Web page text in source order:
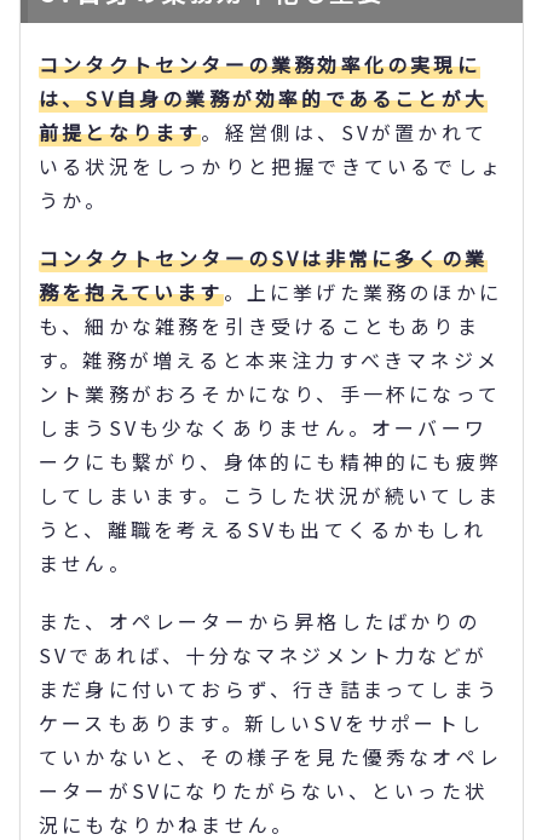
コンタクトセンターの業務効率化の実現に
は、SV自身の業務が効率的であることが大
前提となります。経営側は、SVが置かれて
いる状況をしっかりと把握できているでしょ
うか。
コンタクトセンターのSVは非常に多くの業
務を抱えています。上に挙げた業務のほかに
も、細かな雑務を引き受けることもありま
す。雑務が増えると本来注力すべきマネジメ
ント業務がおろそかになり、手一杯になって
しまうSVも少なくありません。オーバーワ
ークにも繋がり、身体的にも精神的にも疲弊
してしまいます。こうした状況が続いてしま
うと、離職を考えるSVも出てくるかもしれ
ません。
また、オペレーターから昇格したばかりの
SVであれば、十分なマネジメント力などが
まだ身に付いておらず、行き詰まってしまう
ケースもあります。新しいSVをサポートし
ていかないと、その様子を見た優秀なオペレ
ーターがSVになりたがらない、といった状
況にもなりかねません。